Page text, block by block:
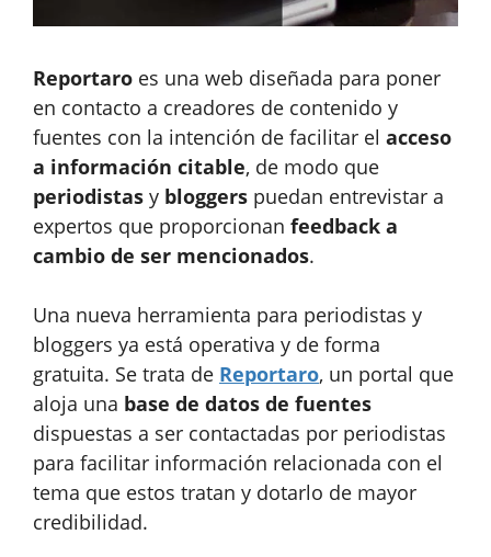
Reportaro es una web diseñada para poner
en contacto a creadores de contenido y
fuentes con la intención de facilitar el acceso
a información citable, de modo que
periodistas y bloggers puedan entrevistar a
expertos que proporcionan feedback a
cambio de ser mencionados.
Una nueva herramienta para periodistas y
bloggers ya está operativa y de forma
gratuita. Se trata de Reportaro, un portal que
aloja una base de datos de fuentes
dispuestas a ser contactadas por periodistas
para facilitar información relacionada con el
tema que estos tratan y dotarlo de mayor
credibilidad.